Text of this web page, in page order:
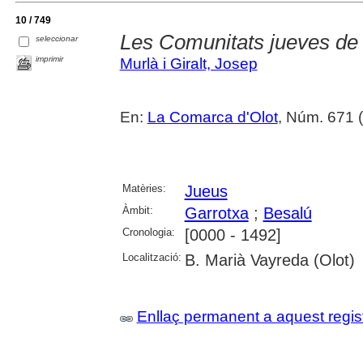
10 / 749
seleccionar
imprimir
Les Comunitats jueves
Murlà i Giralt, Josep
En: La Comarca d'Olot, Núm. 671
Matèries: Jueus
Àmbit: Garrotxa; Besalú
Cronologia: [0000 - 1492]
Localització: B. Marià Vayreda (Olot)
Enllaç permanent a aquest